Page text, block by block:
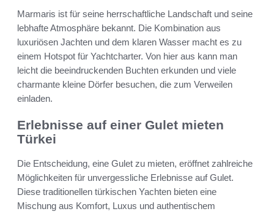
Marmaris ist für seine herrschaftliche Landschaft und seine
lebhafte Atmosphäre bekannt. Die Kombination aus
luxuriösen Jachten und dem klaren Wasser macht es zu
einem Hotspot für Yachtcharter. Von hier aus kann man
leicht die beeindruckenden Buchten erkunden und viele
charmante kleine Dörfer besuchen, die zum Verweilen
einladen.
Erlebnisse auf einer Gulet mieten
Türkei
Die Entscheidung, eine Gulet zu mieten, eröffnet zahlreiche
Möglichkeiten für unvergessliche Erlebnisse auf Gulet.
Diese traditionellen türkischen Yachten bieten eine
Mischung aus Komfort, Luxus und authentischem